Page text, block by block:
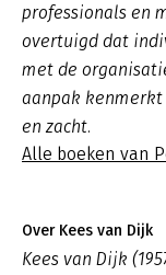
professionals en
overtuigd dat
met de
aanpak
en zacht.
Alle boeken van
Over Kees van Dijk
Kees van Dijk